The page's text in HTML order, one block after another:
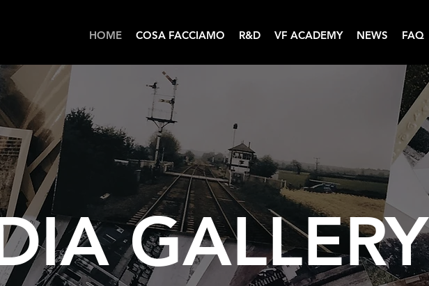
HOME COSA FACCIAMO R&D VF ACADEMY NEWS FAQ
GALLERY